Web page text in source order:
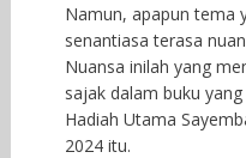
Namun, apapun tema
senantiasa terasa
Nuansa inilah yang
sajak dalam buku
Hadiah Utama
2024 itu.